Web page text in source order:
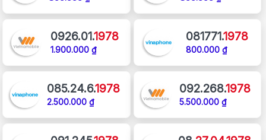
0926.01.1978
1.900.000 ₫
081771.1978
800.000 ₫
085.24.6.1978
2.500.000 ₫
092.268.1978
5.500.000 ₫